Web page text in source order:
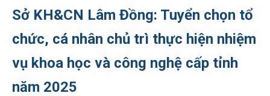
Sở KH&CN Lâm Đồng: Tuyển chọn tổ
chức, cá nhân chủ trì thực hiện nhiệm
vụ khoa học và công nghệ cấp tỉnh
năm 2025